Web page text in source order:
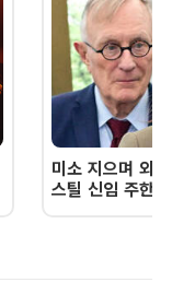
미소 지으며 외
스틸 신임 주한